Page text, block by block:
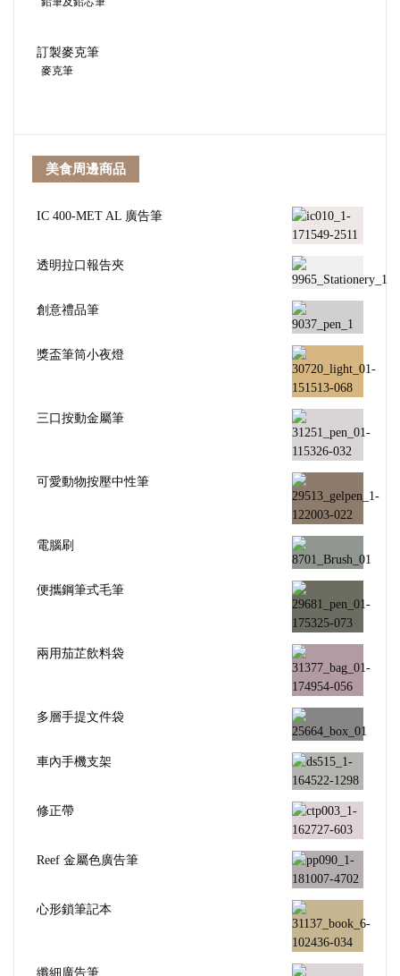
訂製麥克筆
麥克筆
美食周邊商品
IC 400-MET AL 廣告筆
透明拉口報告夾
創意禮品筆
獎盃筆筒小夜燈
三口按動金屬筆
可愛動物按壓中性筆
電腦刷
便攜鋼筆式毛筆
兩用茄芷飲料袋
多層手提文件袋
車內手機支架
修正帶
Reef 金屬色廣告筆
心形鎖筆記本
纖細廣告筆